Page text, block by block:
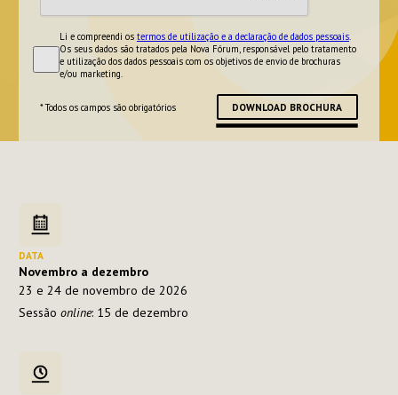
Li e compreendi os termos de utilização e a declaração de dados pessoais.
Os seus dados são tratados pela Nova Fórum, responsável pelo tratamento
e utilização dos dados pessoais com os objetivos de envio de brochuras
e/ou marketing.
* Todos os campos são obrigatórios DOWNLOAD BROCHURA
DATA
Novembro a dezembro
23 e 24 de novembro de 2026
Sessão online: 15 de dezembro